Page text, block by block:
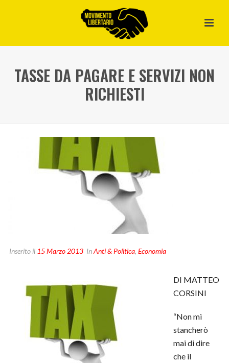
TASSE DA PAGARE E SERVIZI NON
RICHIESTI
Inserito il 15 Marzo 2013 InAnti & Politica, Economia
DI MATTEO
CORSINI
“Non mi
stancherò
mai di dire
che il